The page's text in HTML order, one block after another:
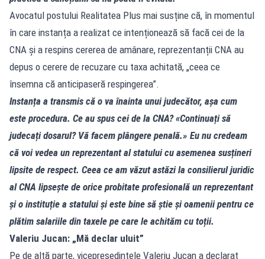
Avocatul postului Realitatea Plus mai susține că, în momentul
în care instanța a realizat ce intenționează să facă cei de la
CNA și a respins cererea de amânare, reprezentanții CNA au
depus o cerere de recuzare cu taxa achitată, „ceea ce
însemna că anticipaseră respingerea”.
Instanța a transmis că o va înainta unui judecător, așa cum
este procedura. Ce au spus cei de la CNA? «Continuați să
judecați dosarul? Vă facem plângere penală.» Eu nu credeam
că voi vedea un reprezentant al statului cu asemenea susțineri
lipsite de respect. Ceea ce am văzut astăzi la consilierul juridic
al CNA lipsește de orice probitate profesională un reprezentant
și o instituție a statului și este bine să știe și oamenii pentru ce
plătim salariile din taxele pe care le achităm cu toții.
Valeriu Jucan: „Mă declar uluit”
Pe de altă parte, vicepreședintele Valeriu Jucan a declarat